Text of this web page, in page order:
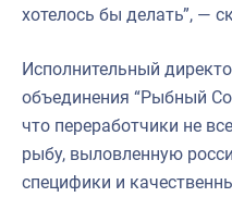
хотелось бы делать”, —
Исполнительный
объединения “Рыбный
что переработчики не
рыбу, выловленную
специфики и